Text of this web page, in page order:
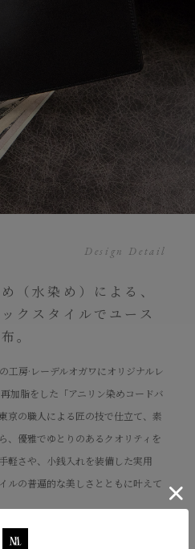
Design Detail
（水染め）による、
クスタイルでユース
。
工房·レーデルオガワにオリジナルレ
加脂をした「アニリン染めコードバ
京の職人による匠の技で仕立て、素
、優雅でゆとりのあるクオリティを
軽さや、小銭入れを装備した実用
ルの普遍的な美しさとともに叶えて